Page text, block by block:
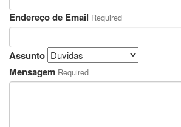
Endereço de Email Required
Assunto
Mensagem Required